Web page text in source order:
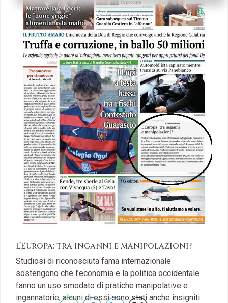
L’Europa: tra inganni e manipolazioni?
Studiosi di riconosciuta fama internazionale
sostengono che l’economia e la politica occidentale
fanno un uso smodato di pratiche manipolative e
ingannatorie; alcuni di essi sono stati anche insigniti